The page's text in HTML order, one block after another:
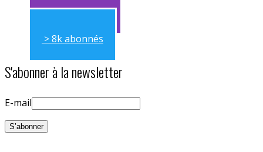
> 11k abonnés
> 8k abonnés
S'abonner à la newsletter
E-mail